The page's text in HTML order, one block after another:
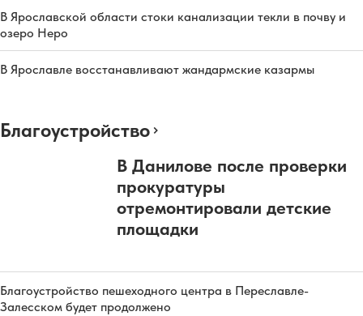
В Ярославской области стоки канализации текли в почву и
озеро Неро
В Ярославле восстанавливают жандармские казармы
Благоустройство
В Данилове после проверки
прокуратуры
отремонтировали детские
площадки
Благоустройство пешеходного центра в Переславле-
Залесском будет продолжено